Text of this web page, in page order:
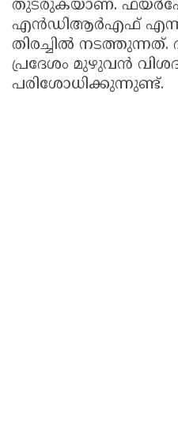
തുടരുകയാണ്.
എൻഡിആർഎഫ്
തിരച്ചിൽ നടത്തുന്നത്.
പ്രദേശം മുഴുവൻ
പരിശോധിക്കുന്നുണ്ട്.